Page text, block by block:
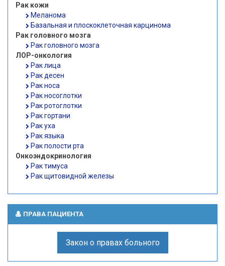
Рак кожи
Меланома
Базальная и плоскоклеточная карцинома
Рак головного мозга
Рак головного мозга
ЛОР-онкология
Рак лица
Рак десен
Рак носа
Рак носоглотки
Рак ротоглотки
Рак гортани
Рак уха
Рак языка
Рак полости рта
Онкоэндокринология
Рак тимуса
Рак щитовидной железы
ПРАВА ПАЦИЕНТА
Закон о правах больного